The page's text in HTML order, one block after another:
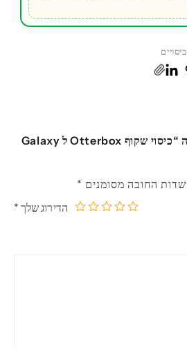
כיסויים
היה הראשון לכתוב סקירה “כיסוי שקוף Otterbox ל Galaxy
שדות החובה מסומנים *
הדירוג שלך *